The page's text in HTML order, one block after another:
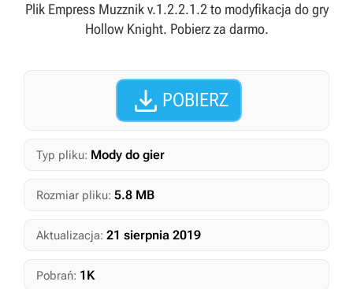
Plik Empress Muzznik v.1.2.2.1.2 to modyfikacja do gry
Hollow Knight. Pobierz za darmo.
 POBIERZ
Typ pliku: Mody do gier
Rozmiar pliku: 5.8 MB
Aktualizacja: 21 sierpnia 2019
Pobrań: 1K